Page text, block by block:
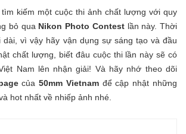
kiếm một cuộc thi ảnh chất lượng với quy
bỏ qua Nikon Photo Contestlần này. Thời
vì vậy hãy vận dụng sự sáng tạo và đầu
chất lượng, biết đâu cuộc thi lần này sẽ có
Nam lên nhận giải! Và hãy nhớ theo dõi
của50mm Vietnamđể cập nhật những
hot nhất về nhiếp ảnh nhé.